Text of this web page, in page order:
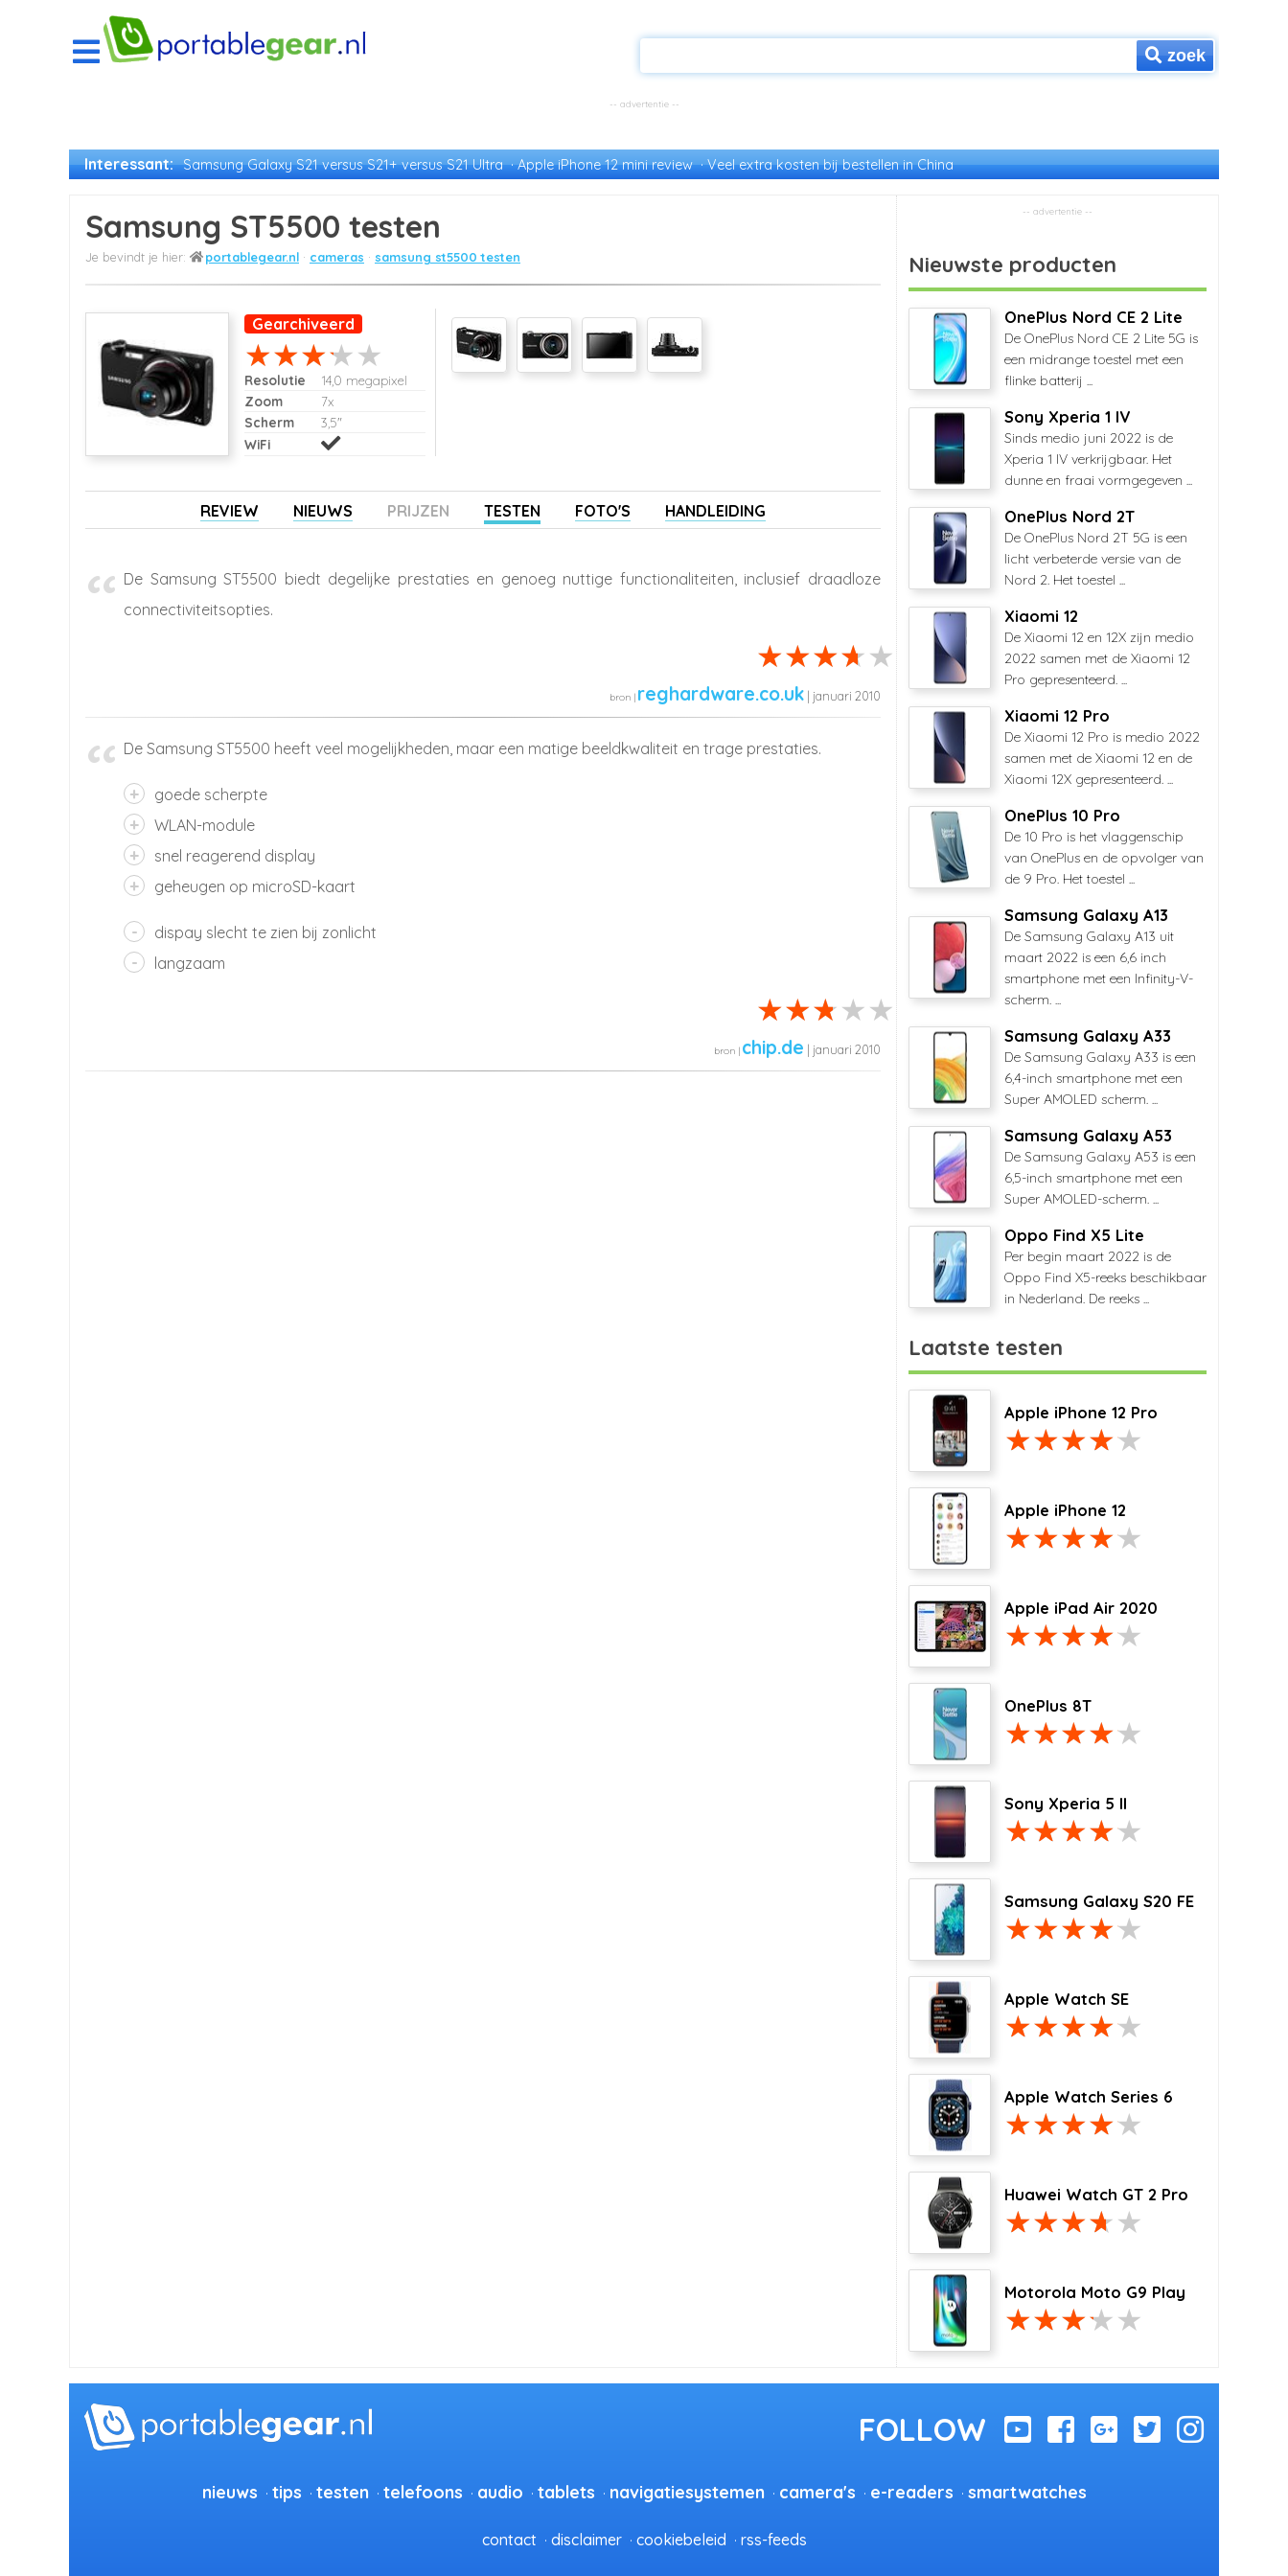
zoek
Interessant: Samsung Galaxy S21 versus S21+ versus S21 Ultra Apple iPhone 12 mini review Veel extra kosten bij bestellen in China
Samsung ST5500 testen
portablegear.nl cameras samsung st5500 testen
Gearchiveerd
Resolutie
14,0 megapixel
Zoom
7x
Scherm
3,5"
WiFi
REVIEW NIEUWS PRIJZEN TESTEN FOTO'S HANDLEIDING
De Samsung ST5500 biedt degelijke prestaties en genoeg nuttige functionaliteiten, inclusief draadloze
connectiviteitsopties.
reghardware.co.uk | januari 2010
De Samsung ST5500 heeft veel mogelijkheden, maar een matige beeldkwaliteit en trage prestaties.
goede scherpte
WLAN-module
snel reagerend display
geheugen op microSD-kaart
dispay slecht te zien bij zonlicht
langzaam
chip.de | januari 2010
Nieuwste producten
OnePlus Nord CE 2 Lite
De OnePlus Nord CE 2 Lite 5G is
een midrange toestel met een
flinke batterij ...
Sony Xperia 1 IV
Sinds medio juni 2022 is de
Xperia 1 IV verkrijgbaar. Het
dunne en fraai vormgegeven ...
OnePlus Nord 2T
De OnePlus Nord 2T 5G is een
licht verbeterde versie van de
Nord 2. Het toestel ...
Xiaomi 12
De Xiaomi 12 en 12X zijn medio
2022 samen met de Xiaomi 12
Pro gepresenteerd. ...
Xiaomi 12 Pro
De Xiaomi 12 Pro is medio 2022
samen met de Xiaomi 12 en de
Xiaomi 12X gepresenteerd. ...
OnePlus 10 Pro
De 10 Pro is het vlaggenschip
van OnePlus en de opvolger van
de 9 Pro. Het toestel ...
Samsung Galaxy A13
De Samsung Galaxy A13 uit
maart 2022 is een 6,6 inch
smartphone met een Infinity-V-
scherm. ...
Samsung Galaxy A33
De Samsung Galaxy A33 is een
6,4-inch smartphone met een
Super AMOLED scherm. ...
Samsung Galaxy A53
De Samsung Galaxy A53 is een
6,5-inch smartphone met een
Super AMOLED-scherm. ...
Oppo Find X5 Lite
Per begin maart 2022 is de
Oppo Find X5-reeks beschikbaar
in Nederland. De reeks ...
Laatste testen
Apple iPhone 12 Pro
Apple iPhone 12
Apple iPad Air 2020
OnePlus 8T
Sony Xperia 5 II
Samsung Galaxy S20 FE
Apple Watch SE
Apple Watch Series 6
Huawei Watch GT 2 Pro
Motorola Moto G9 Play
nieuws tips testen telefoons audio tablets navigatiesystemen camera's e-readers smartwatches
contact disclaimer cookiebeleid rss-feeds